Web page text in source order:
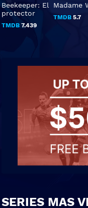
Beekeeper: El
protector
TMDB 7.439
Madame
TMDB5.7
SERIES MAS